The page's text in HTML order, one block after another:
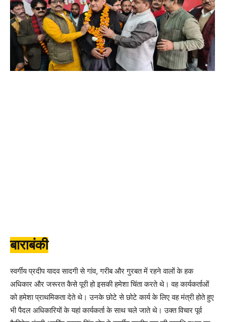
बाराबंकी
स्वर्गीय प्रदीप यादव सादगी से गांव, गरीब और गुरबत में रहने वालों के हक
अधिकार और जरूरत कैसे पूरी हो इसकी हमेशा चिंता करते थे। वह कार्यकर्ताओं
को हमेशा प्राथमिकता देते थे। उनके छोटे से छोटे कार्य के लिए वह मंत्री होते हुए
भी पैदल अधिकारियों के यहां कार्यकर्ता के साथ चले जाते थे। उक्त विचार पूर्व